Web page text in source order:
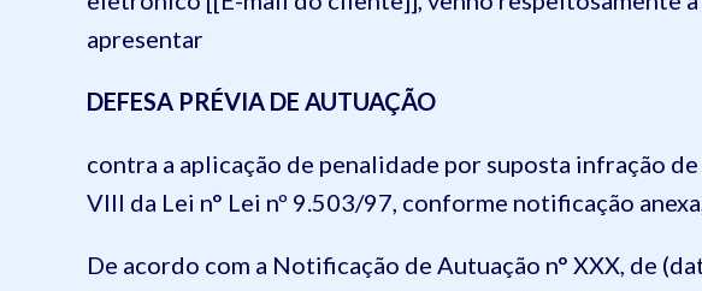
apresentar
DEFESA PRÉVIA DE AUTUAÇÃO
contra a aplicação de penalidade por suposta infração
VIII da Lei n° Lei nº 9.503/97, conforme notificação
De acordo com a Notificação de Autuação n° XXX, de